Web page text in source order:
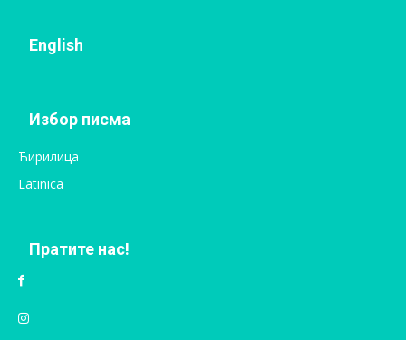
English
Избор писма
Ћирилица
Latinica
Пратите нас!